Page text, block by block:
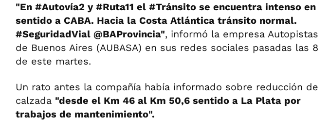
"En #Autovía2 y #Ruta11 el #Tránsito se encuentra intenso en
sentido a CABA. Hacia la Costa Atlántica tránsito normal.
#SeguridadVial @BAProvincia", informó la empresa Autopistas
de Buenos Aires (AUBASA) en sus redes sociales pasadas las 8
de este martes.
Un rato antes la compañía había informado sobre reducción de
calzada "desde el Km 46 al Km 50,6 sentido a La Plata por
trabajos de mantenimiento".